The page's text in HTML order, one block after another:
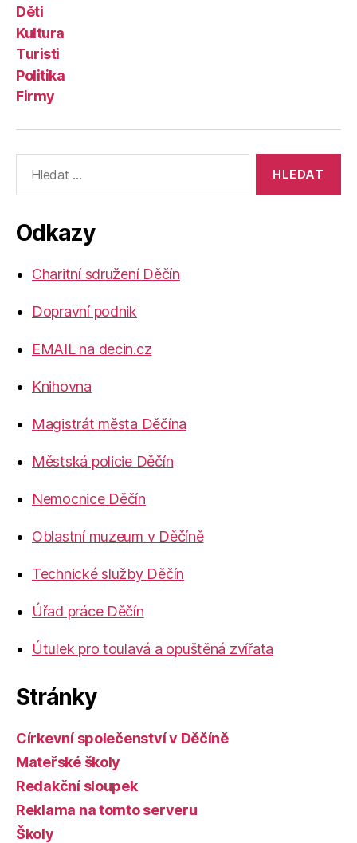
Děti
Kultura
Turisti
Politika
Firmy
vyhledávání:
Odkazy
Charitní sdružení Děčín
Dopravní podnik
EMAIL na decin.cz
Knihovna
Magistrát města Děčína
Městská policie Děčín
Nemocnice Děčín
Oblastní muzeum v Děčíně
Technické služby Děčín
Úřad práce Děčín
Útulek pro toulavá a opuštěná zvířata
Stránky
Církevní společenství v Děčíně
Mateřské školy
Redakční sloupek
Reklama na tomto serveru
Školy